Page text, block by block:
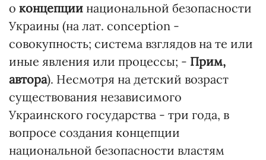
о концепции национальной безопасности
Украины (на лат. conception -
совокупность; система взглядов на те или
иные явления или процессы; - Прим,
автора). Несмотря на детский возраст
существования независимого
Украинского государства - три года, в
вопросе создания концепции
национальной безопасности властям